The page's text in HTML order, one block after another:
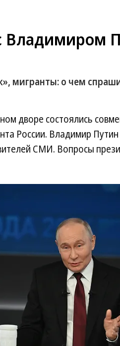
Владимиром
мигранты: о чем
дворе состоялись
России. Владимир
СМИ. Вопросы